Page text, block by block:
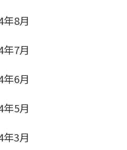
年8月
年7月
年6月
年5月
年3月